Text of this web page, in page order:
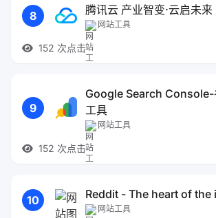
8 腾讯云 产业智变·云启未
网站工具
152 次点击
9
Google Search Console-
工具
网站工具
152 次点击
10 Reddit - The heart of the
网站工具